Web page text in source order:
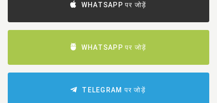
WHATSAPP पर जोड़ें
WHATSAPP पर जोड़ें
TELEGRAM पर जोड़ें